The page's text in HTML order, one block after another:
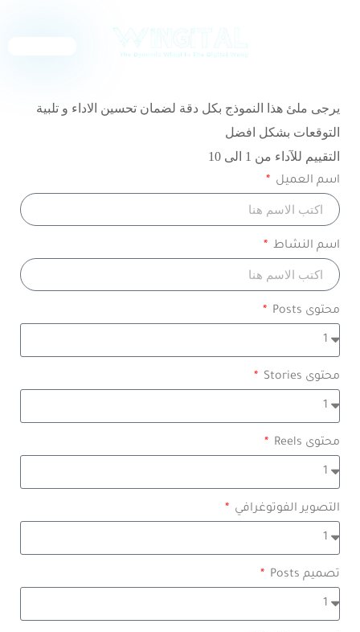
يرجى ملئ هذا النموذج بكل دقة لضمان تحسين الاداء و تلبية
التوقعات بشكل افضل
التقييم للآداء من 1 الى 10
اسم العميل
اسم النشاط
محتوى Posts
محتوى Stories
محتوى Reels
التصوير الفوتوغرافي
تصميم Posts